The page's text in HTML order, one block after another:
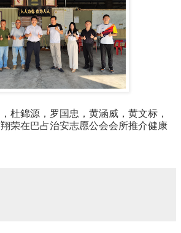
杜錦源，罗国忠，黄涵威，黄文标，
荣在巴占治安志愿公会会所推介健康